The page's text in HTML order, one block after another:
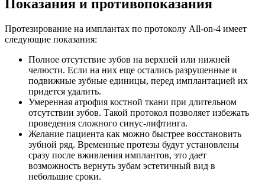
Показания и противопоказания
Протезирование на имплантах по протоколу All-on-4 имеет
следующие показания:
Полное отсутствие зубов на верхней или нижней
челюсти. Если на них еще остались разрушенные и
подвижные зубные единицы, перед имплантацией их
придется удалить.
Умеренная атрофия костной ткани при длительном
отсутствии зубов. Такой протокол позволяет избежать
проведения сложного синус-лифтинга.
Желание пациента как можно быстрее восстановить
зубной ряд. Временные протезы будут установлены
сразу после вживления имплантов, это дает
возможность вернуть зубам эстетичный вид в
небольшие сроки.